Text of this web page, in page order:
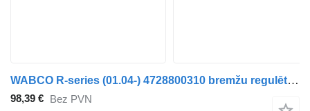
WABCO R-series (01.04-) 4728800310 bremžu regulētājvārsts paredzēts Scania P,G,R,T-series (2004-2017) vilcēja
98,39 € Bez PVN